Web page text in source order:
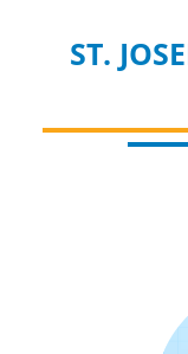
ST.